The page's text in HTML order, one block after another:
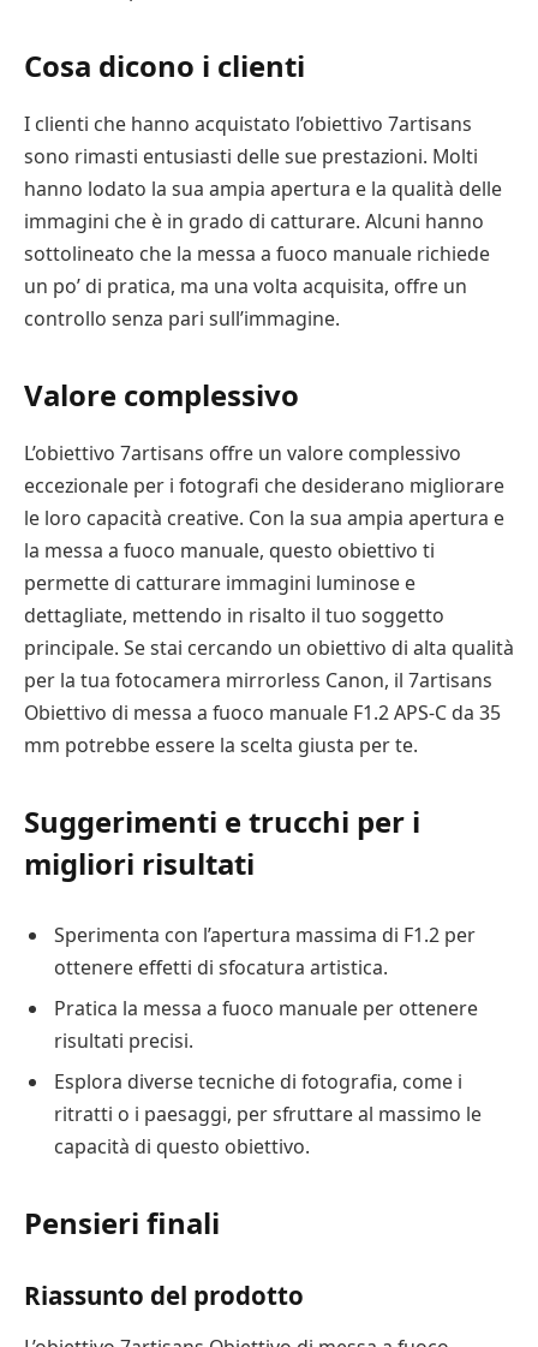
Cosa dicono i clienti
I clienti che hanno acquistato l’obiettivo 7artisans
sono rimasti entusiasti delle sue prestazioni. Molti
hanno lodato la sua ampia apertura e la qualità delle
immagini che è in grado di catturare. Alcuni hanno
sottolineato che la messa a fuoco manuale richiede
un po’ di pratica, ma una volta acquisita, offre un
controllo senza pari sull’immagine.
Valore complessivo
L’obiettivo 7artisans offre un valore complessivo
eccezionale per i fotografi che desiderano migliorare
le loro capacità creative. Con la sua ampia apertura e
la messa a fuoco manuale, questo obiettivo ti
permette di catturare immagini luminose e
dettagliate, mettendo in risalto il tuo soggetto
principale. Se stai cercando un obiettivo di alta qualità
per la tua fotocamera mirrorless Canon, il 7artisans
Obiettivo di messa a fuoco manuale F1.2 APS-C da 35
mm potrebbe essere la scelta giusta per te.
Suggerimenti e trucchi per i
migliori risultati
Sperimenta con l’apertura massima di F1.2 per
ottenere effetti di sfocatura artistica.
Pratica la messa a fuoco manuale per ottenere
risultati precisi.
Esplora diverse tecniche di fotografia, come i
ritratti o i paesaggi, per sfruttare al massimo le
capacità di questo obiettivo.
Pensieri finali
Riassunto del prodotto